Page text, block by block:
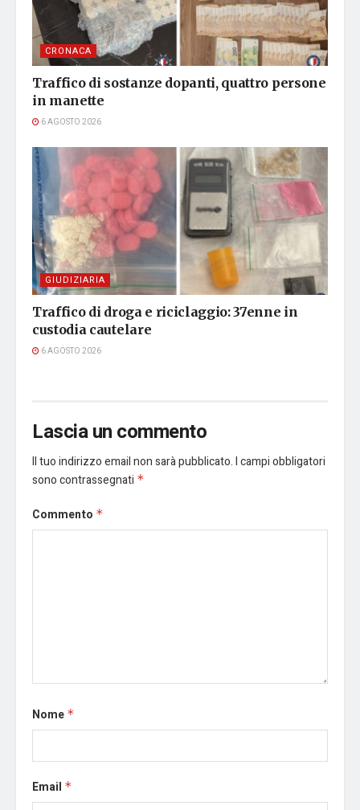
CRONACA
Traffico di sostanze dopanti, quattro persone
in manette
6 AGOSTO 2026
GIUDIZIARIA
Traffico di droga e riciclaggio: 37enne in
custodia cautelare
6 AGOSTO 2026
Lascia un commento
Il tuo indirizzo email non sarà pubblicato.I campi obbligatori
sono contrassegnati *
Commento *
Nome *
Email *